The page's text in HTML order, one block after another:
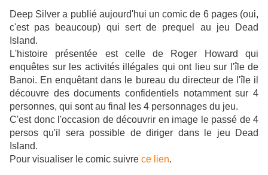
Deep Silver a publié aujourd'hui un comic de 6 pages (oui,
c'est pas beaucoup) qui sert de prequel au jeu Dead
Island.
L'histoire présentée est celle de Roger Howard qui
enquêtes sur les activités illégales qui ont lieu sur l'île de
Banoi. En enquêtant dans le bureau du directeur de l'île il
découvre des documents confidentiels notamment sur 4
personnes, qui sont au final les 4 personnages du jeu.
C'est donc l'occasion de découvrir en image le passé de 4
persos qu'il sera possible de diriger dans le jeu Dead
Island.
Pour visualiser le comic suivre ce lien.